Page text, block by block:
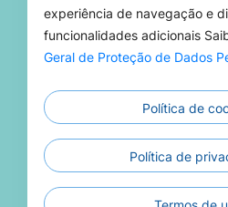
PREFEITURA DE
Rua 15 De Novembro, 16
(66) 3406-1021
Atendimento De
experiência de navegação e
funcionalidades adicionais
Geral de Proteção de Dados
Política de
Política de